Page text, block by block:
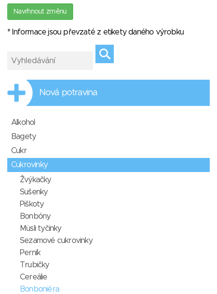
Navrhnout změnu
* Informace jsou převzaté z etikety daného výrobku
Nová potravina
Alkohol
Bagety
Cukr
Cukrovinky
Žvýkačky
Sušenky
Piškoty
Bonbóny
Müsli tyčinky
Sezamové cukrovinky
Perník
Trubičky
Cereálie
Bonboniéra